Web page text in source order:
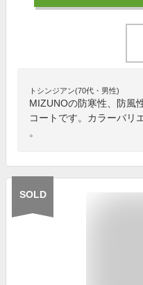
トシンジアン(70代・男性)
MIZUNOの防寒性、防風
コートです。カラーバリ
。
SOLD